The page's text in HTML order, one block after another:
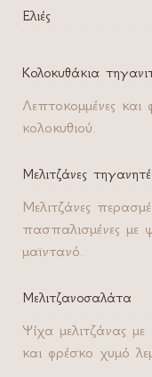
Ελιές
Κολοκυθάκια
Λεπτοκομμένες και
κολοκυθιού.
Μελιτζάνες
Μελιτζάνες
πασπαλισμένες με
μαϊντανό.
Μελιτζανοσαλάτα
Ψίχα μελιτζάνας
και φρέσκο χυμό